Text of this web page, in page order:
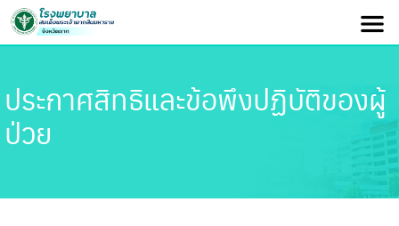
ประกาศสิทธิและข้อพึงปฏิบัติของผู้
ป่วย